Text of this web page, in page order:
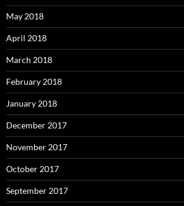
May 2018
April 2018
March 2018
February 2018
January 2018
December 2017
November 2017
October 2017
September 2017